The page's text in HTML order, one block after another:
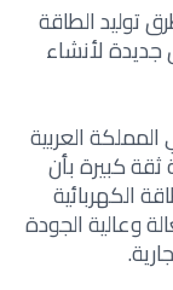
توليد الطاقة
جديدة لأنشاء
العربية
كبيرة بأن
الكهربائية
وعالية الجودة